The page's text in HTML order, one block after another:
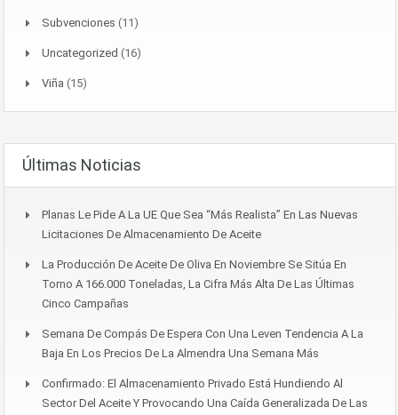
Subvenciones (11)
Uncategorized (16)
Viña (15)
Últimas Noticias
Planas Le Pide A La UE Que Sea “más Realista” En Las Nuevas
Licitaciones De Almacenamiento De Aceite
La Producción De Aceite De Oliva En Noviembre Se Sitúa En
Torno A 166.000 Toneladas, La Cifra Más Alta De Las Últimas
Cinco Campañas
Semana De Compás De Espera Con Una Leven Tendencia A La
Baja En Los Precios De La Almendra Una Semana Más
Confirmado: El Almacenamiento Privado Está Hundiendo Al
Sector Del Aceite Y Provocando Una Caída Generalizada De Las